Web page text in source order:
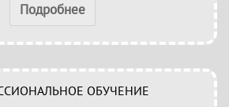
Подробнее
ОБУЧЕНИЕ